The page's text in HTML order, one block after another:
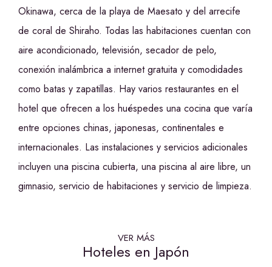
Okinawa, cerca de la playa de Maesato y del arrecife
de coral de Shiraho. Todas las habitaciones cuentan con
aire acondicionado, televisión, secador de pelo,
conexión inalámbrica a internet gratuita y comodidades
como batas y zapatillas. Hay varios restaurantes en el
hotel que ofrecen a los huéspedes una cocina que varía
entre opciones chinas, japonesas, continentales e
internacionales. Las instalaciones y servicios adicionales
incluyen una piscina cubierta, una piscina al aire libre, un
gimnasio, servicio de habitaciones y servicio de limpieza.
VER MÁS
Hoteles en Japón